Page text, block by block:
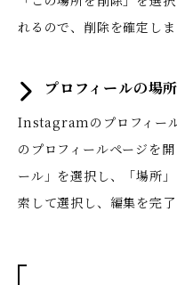
れるので、削除を確定しま
プロフィールの場
Instagramのプロフィー
のプロフィールページを
ール」を選択し、「場所
索して選択し、編集を完了